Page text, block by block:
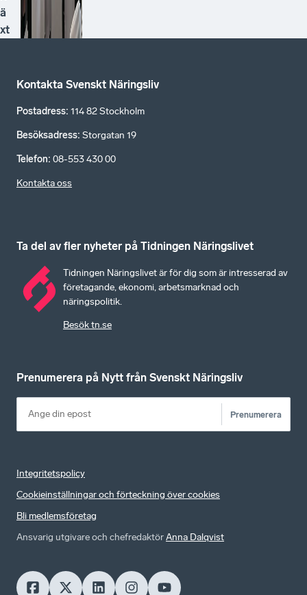
ä
xt
Kontakta Svenskt Näringsliv
Postadress: 114 82 Stockholm
Besöksadress: Storgatan 19
Telefon: 08-553 430 00
Kontakta oss
Ta del av fler nyheter på Tidningen Näringslivet
Tidningen Näringslivet är för dig som är intresserad av
företagande, ekonomi, arbetsmarknad och
näringspolitik.
Besök tn.se
Prenumerera på Nytt från Svenskt Näringsliv
Prenumerera
Integritetspolicy
Cookieinställningar och förteckning över cookies
Bli medlemsföretag
Ansvarig utgivare och chefredaktörAnna Dalqvist